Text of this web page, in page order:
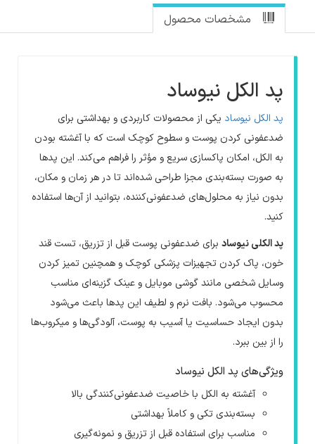
مشخصات محصول
پد الکل نیوساد
پد الکل نیوساد یکی از محصولات کاربردی و بهداشتی برای
ضدعفونی کردن پوست و سطوح کوچک است که با آغشته بودن
به الکل، امکان پاکسازی سریع و مؤثر را فراهم می‌کند. این پدها
به صورت بسته‌بندی مجزا طراحی شده‌اند تا در هر زمان و مکان،
بدون نیاز به محلول‌های ضدعفونی‌کننده، بتوانید از آن‌ها استفاده
کنید.
پد الکلی نیوساد برای ضدعفونی پوست قبل از تزریق، تست قند
خون، پاک کردن تجهیزات پزشکی کوچک و همچنین تمیز کردن
وسایل شخصی مانند گوشی موبایل و عینک گزینه‌ای مناسب
محسوب می‌شود. بافت نرم و لطیف این پدها باعث می‌شود
بدون ایجاد حساسیت یا آسیب به پوست، آلودگی‌ها و میکروب‌ها
را از بین ببرد.
ویژگی‌های پد الکل نیوساد
آغشته به الکل با خاصیت ضدعفونی‌کنندگی بالا
بسته‌بندی تکی و کاملاً بهداشتی
مناسب برای استفاده قبل از تزریق و نمونه‌گیری